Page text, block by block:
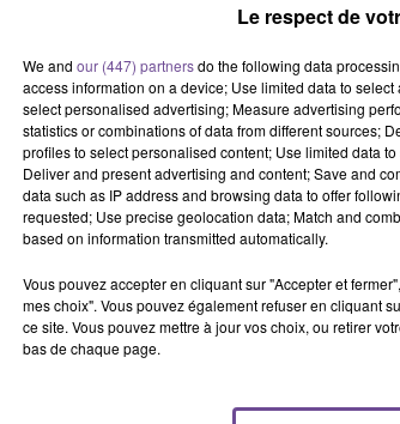
de fours industriels recherche un
que pour assurer le SAV. Vous interviendrez
et régler des équipements selon les
titulaire d’un BAC + 2 en électricité
Le respect de
We and our (447) partnersdo the following data
access information on a device; Use limited data to
select personalised advertising; Measure advertising
statistics or combinations of data from different sources;
profiles to select personalised content; Use limited data
Deliver and present advertising and content; Save and
data such as IP address and browsing data to offer
requested; Use precise geolocation data; Match and
based on information transmitted automatically.
Vous pouvez accepter en cliquant sur "Accepter et
mes choix". Vous pouvez également refuser en cliquant
ce site. Vous pouvez mettre à jour vos choix, ou retirer
bas de chaque page.